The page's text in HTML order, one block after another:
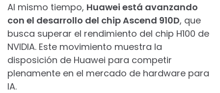
Al mismo tiempo, Huawei está avanzando
con el desarrollo del chip Ascend 910D, que
busca superar el rendimiento del chip H100 de
NVIDIA. Este movimiento muestra la
disposición de Huawei para competir
plenamente en el mercado de hardware para
IA.